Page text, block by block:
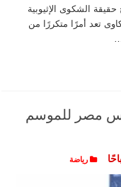
يوضح حقيقة الشكوى الإثيوبية
تعد أمرًا متكررًا من
مصر للموسم
رياضة